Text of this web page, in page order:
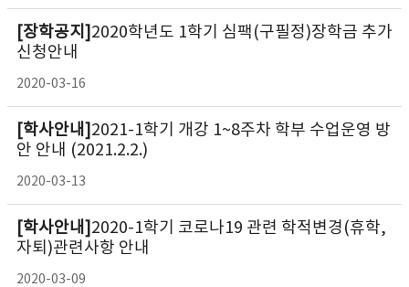
[장학공지] 2020학년도 1학기 심팩(구필정)장학금 추가
신청안내
2020-03-16
[학사안내] 2021-1학기 개강 1~8주차 학부 수업운영 방
안 안내 (2021.2.2.)
2020-03-13
[학사안내] 2020-1학기 코로나19 관련 학적변경(휴학,
자퇴)관련사항 안내
2020-03-09